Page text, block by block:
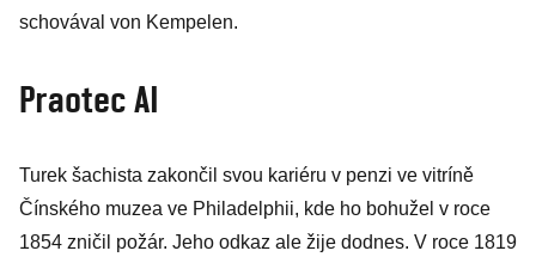
schovával von Kempelen.
Praotec AI
Turek šachista zakončil svou kariéru v penzi ve vitríně
Čínského muzea ve Philadelphii, kde ho bohužel v roce
1854 zničil požár. Jeho odkaz ale žije dodnes. V roce 1819